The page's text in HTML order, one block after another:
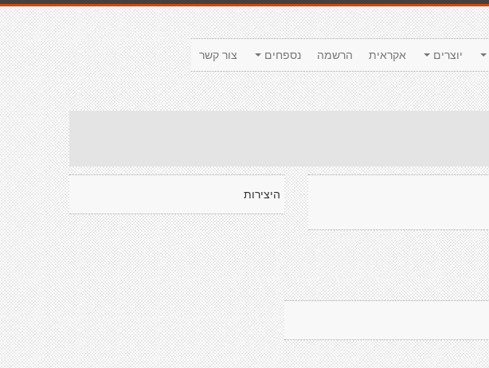
צור קשר נספחים הרשמה אקראית יוצרים
היצירות